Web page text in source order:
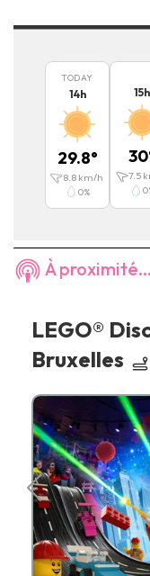
TODAY
14h
29.8°
8.8 km/h
0%
15h
30
7.5
0
À proximité...
LEGO®
Bruxelles